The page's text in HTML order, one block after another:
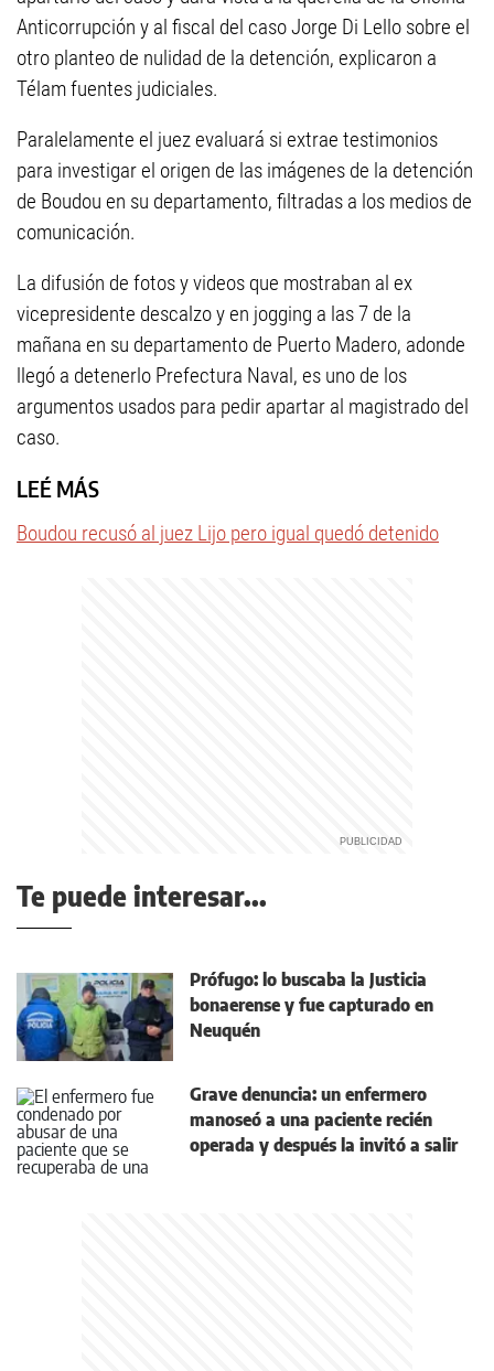
Anticorrupción y al fiscal del caso Jorge Di Lello sobre el
otro planteo de nulidad de la detención, explicaron a
Télam fuentes judiciales.
Paralelamente el juez evaluará si extrae testimonios
para investigar el origen de las imágenes de la detención
de Boudou en su departamento, filtradas a los medios de
comunicación.
La difusión de fotos y videos que mostraban al ex
vicepresidente descalzo y en jogging a las 7 de la
mañana en su departamento de Puerto Madero, adonde
llegó a detenerlo Prefectura Naval, es uno de los
argumentos usados para pedir apartar al magistrado del
caso.
LEÉ MÁS
Boudou recusó al juez Lijo pero igual quedó detenido
Te puede interesar...
Prófugo: lo buscaba la Justicia
bonaerense y fue capturado en
Neuquén
Grave denuncia: un enfermero
manoseó a una paciente recién
operada y después la invitó a salir